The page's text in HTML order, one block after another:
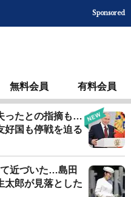
Sponsored
無料会員 有料会員
ったとの指摘も…
好国も停戦を迫る
近づいた…島田
太郎が見落とした